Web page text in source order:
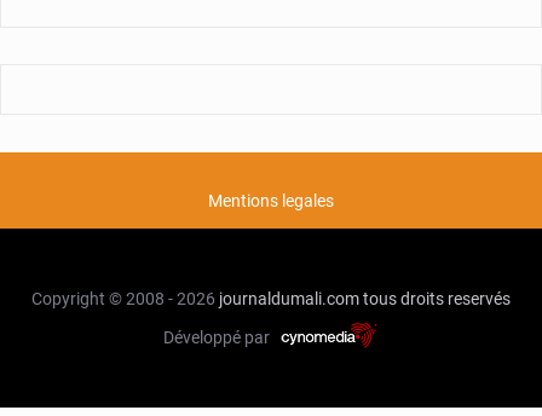
Mentions legales
Copyright © 2008 - 2026 journaldumali.comtous droits reservés
Développé par